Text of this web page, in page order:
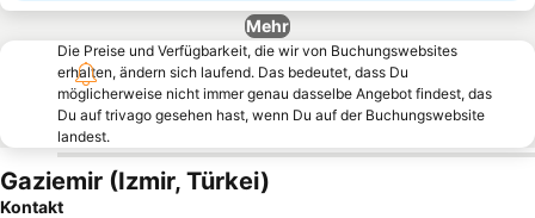
Mehr
Die Preise und Verfügbarkeit, die wir von Buchungswebsites
erhalten, ändern sich laufend. Das bedeutet, dass Du
möglicherweise nicht immer genau dasselbe Angebot findest, das
Du auf trivago gesehen hast, wenn Du auf der Buchungswebsite
landest.
Gaziemir (Izmir, Türkei)
Kontakt